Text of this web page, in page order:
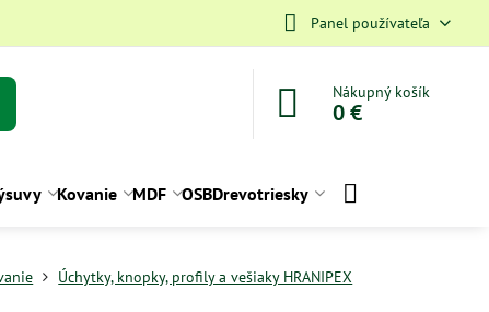
Panel používateľa
Nákupný košík
0 €
Kovanie MDF OSBDrevotriesky
Úchytky, knopky, profily a vešiaky HRANIPEX